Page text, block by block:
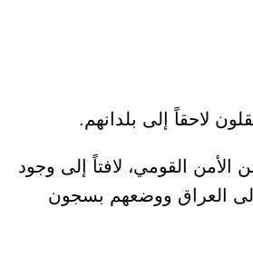
لاحقاً إلى بلدانهم.
القومي، لافتاً إلى وجود
العراق ووضعهم بسجون